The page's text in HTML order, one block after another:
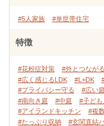
#5人家族 #単世帯住宅
特徴
#花粉症対策 #外とつなが
#広く感じるLDK
#L+DK
#プライバシー守る
#広い庭
#南向き庭
#中庭 #子ど
#アイランドキッチン
#複
#たっぷり収納
#玄関直結